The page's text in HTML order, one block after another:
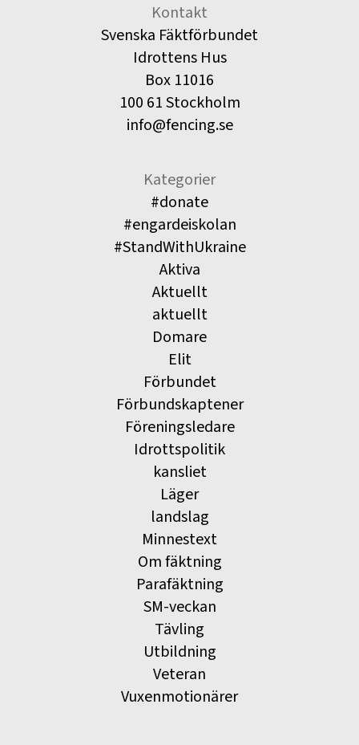
Kontakt
Svenska Fäktförbundet
Idrottens Hus
Box 11016
100 61 Stockholm
info@fencing.se
Kategorier
#donate
#engardeiskolan
#StandWithUkraine
Aktiva
Aktuellt
aktuellt
Domare
Elit
Förbundet
Förbundskaptener
Föreningsledare
Idrottspolitik
kansliet
Läger
landslag
Minnestext
Om fäktning
Parafäktning
SM-veckan
Tävling
Utbildning
Veteran
Vuxenmotionärer